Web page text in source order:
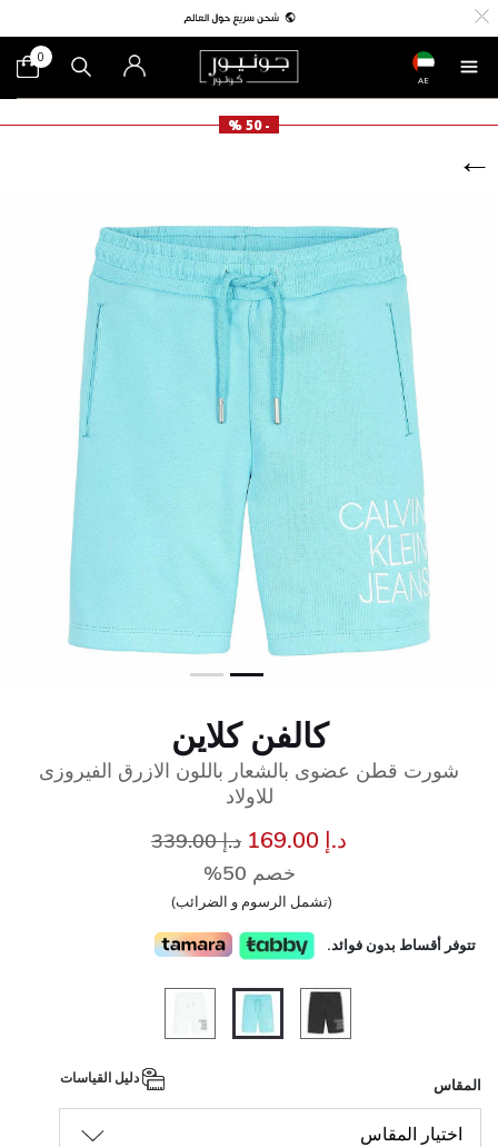
AE
0
- 50 %
كالفن كلاين
شورت قطن عضوى بالشعار باللون الازرق الفيروزى
للاولاد
د.إ 169.00 سعر مخفض مند.إ 339.00
خصم 50%
(تشمل الرسوم و الضرائب)
تتوفر أقساط بدون فوائد.
المقاس
اختيار المقاس